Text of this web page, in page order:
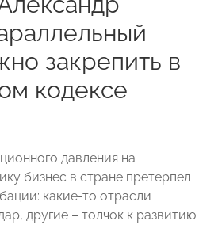
закрепить в
кодексе
давления на
бизнес в стране претерпел
какие-то отрасли
другие – толчок к развитию.